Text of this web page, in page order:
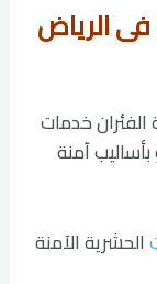
الرياض
خدمات
آمنة
الحشرية الآمنة